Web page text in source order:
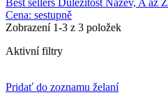
Best sellers Důležitost Název, A až Z
Cena: sestupně
Zobrazení 1-3 z 3 položek
Aktivní filtry
Pridať do zoznamu želaní